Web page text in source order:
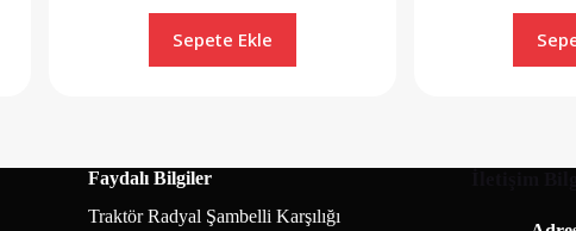
Sepete Ekle
Faydalı Bilgiler
Traktör Radyal Şambelli Karşılığı